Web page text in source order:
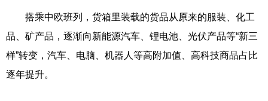
搭乘中欧班列，货箱里装载的货品从原来的服装、化工
品、矿产品，逐渐向新能源汽车、锂电池、光伏产品等“新三
样”转变，汽车、电脑、机器人等高附加值、高科技商品占比
逐年提升。